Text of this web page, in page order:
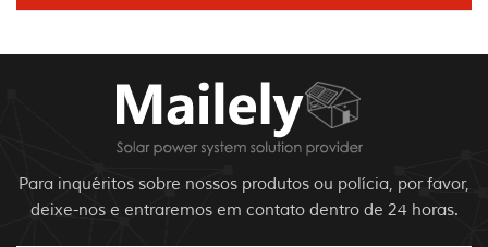
Para inquéritos sobre nossos produtos ou polícia, por favor,
deixe-nos e entraremos em contato dentro de 24 horas.